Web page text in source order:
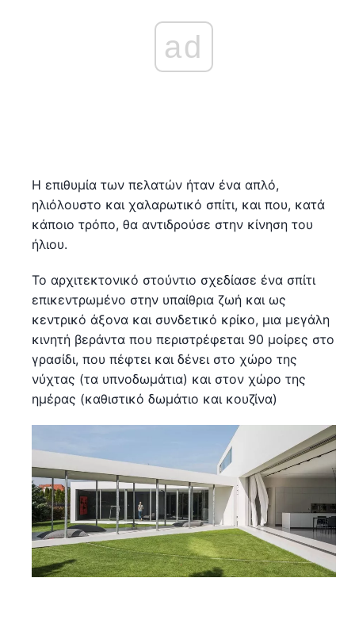
ad
Η επιθυμία των πελατών ήταν ένα απλό,
ηλιόλουστο και χαλαρωτικό σπίτι, και που, κατά
κάποιο τρόπο, θα αντιδρούσε στην κίνηση του
ήλιου.
Το αρχιτεκτονικό στούντιο σχεδίασε ένα σπίτι
επικεντρωμένο στην υπαίθρια ζωή και ως
κεντρικό άξονα και συνδετικό κρίκο, μια μεγάλη
κινητή βεράντα που περιστρέφεται 90 μοίρες στο
γρασίδι, που πέφτει και δένει στο χώρο της
νύχτας (τα υπνοδωμάτια) και στον χώρο της
ημέρας (καθιστικό δωμάτιο και κουζίνα)